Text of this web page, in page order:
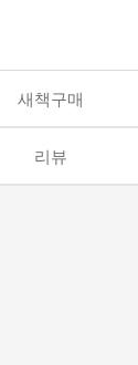
새책구매
리뷰